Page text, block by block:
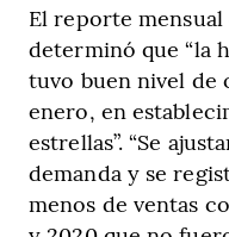
El reporte
determinó que “la
tuvo buen nivel de
enero, en
estrellas”. “Se
demanda y se
menos de ventas